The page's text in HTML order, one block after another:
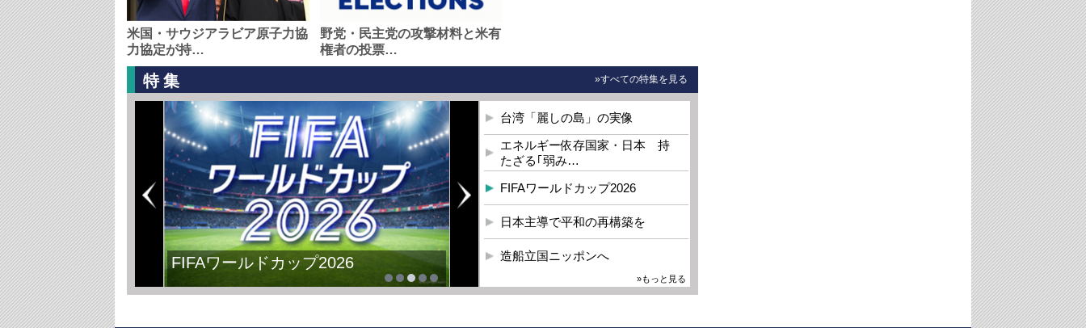
米国・サウジアラビア原子力協
力協定が持…
野党・民主党の攻撃材料と米有
権者の投票…
特集 »すべての特集を見る
FIFAワールドカップ2026
台湾「麗しの島」の実像
エネルギー依存国家・日本 持
たざる｢弱み…
FIFAワールドカップ2026
日本主導で平和の再構築を
造船立国ニッポンへ
»もっと見る